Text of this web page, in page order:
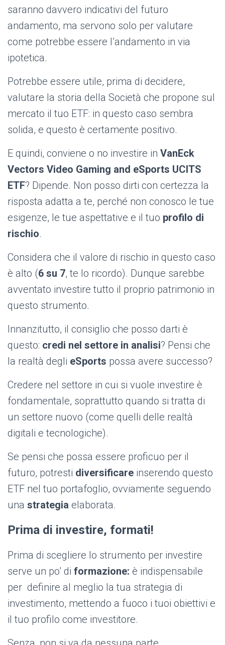
saranno davvero indicativi del futuro
andamento, ma servono solo per valutare
come potrebbe essere l’andamento in via
ipotetica.
Potrebbe essere utile, prima di decidere,
valutare la storia della Società che propone sul
mercato il tuo ETF: in questo caso sembra
solida, e questo è certamente positivo.
E quindi, conviene o no investire in VanEck
Vectors Video Gaming and eSports UCITS
ETF? Dipende. Non posso dirti con certezza la
risposta adatta a te, perché non conosco le tue
esigenze, le tue aspettative e il tuo profilo di
rischio.
Considera che il valore di rischio in questo caso
è alto (6 su 7, te lo ricordo). Dunque sarebbe
avventato investire tutto il proprio patrimonio in
questo strumento.
Innanzitutto, il consiglio che posso darti è
questo: credi nel settore in analisi? Pensi che
la realtà degli eSports possa avere successo?
Credere nel settore in cui si vuole investire è
fondamentale, soprattutto quando si tratta di
un settore nuovo (come quelli delle realtà
digitali e tecnologiche).
Se pensi che possa essere proficuo per il
futuro, potresti diversificare inserendo questo
ETF nel tuo portafoglio, ovviamente seguendo
una strategia elaborata.
Prima di investire, formati!
Prima di scegliere lo strumento per investire
serve un po’ di formazione: è indispensabile
per definire al meglio la tua strategia di
investimento, mettendo a fuoco i tuoi obiettivi e
il tuo profilo come investitore.